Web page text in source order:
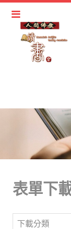
表單下
下載分類